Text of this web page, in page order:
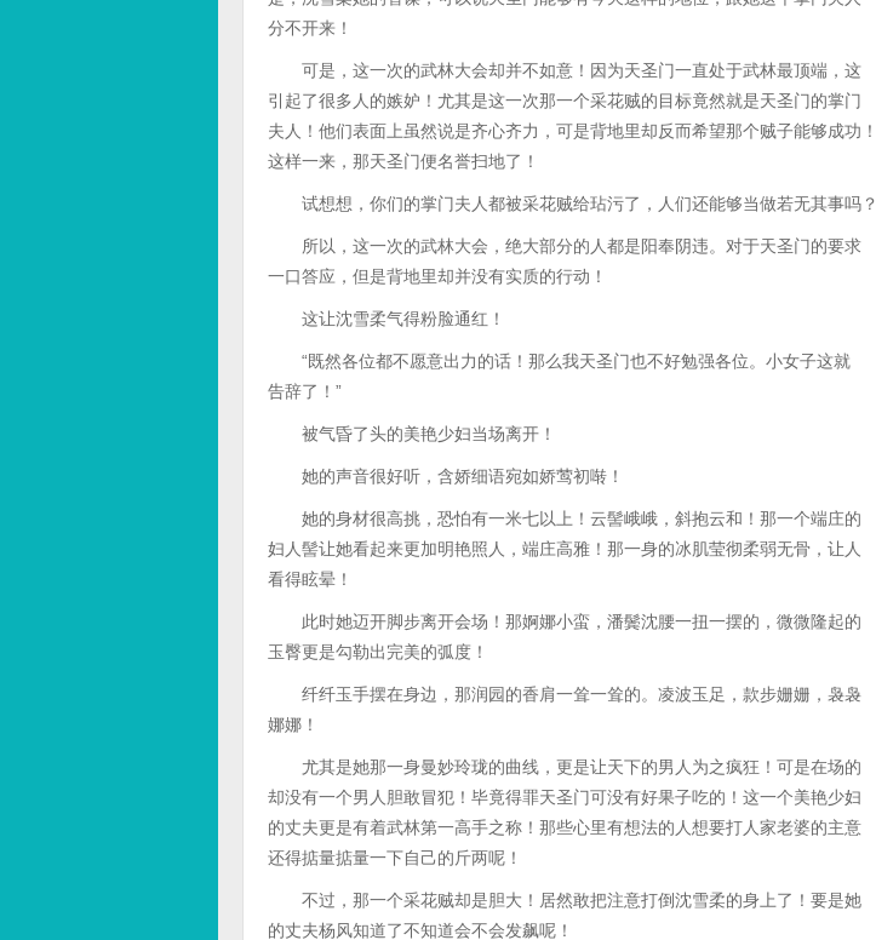
分不开来！
可是，这一次的武林大会却并不如意！因为天圣门一直处于武林最顶端，这
引起了很多人的嫉妒！尤其是这一次那一个采花贼的目标竟然就是天圣门的掌门
夫人！他们表面上虽然说是齐心齐力，可是背地里却反而希望那个贼子能够成功！
这样一来，那天圣门便名誉扫地了！
试想想，你们的掌门夫人都被采花贼给玷污了，人们还能够当做若无其事吗？
所以，这一次的武林大会，绝大部分的人都是阳奉阴违。对于天圣门的要求
一口答应，但是背地里却并没有实质的行动！
这让沈雪柔气得粉脸通红！
“既然各位都不愿意出力的话！那么我天圣门也不好勉强各位。小女子这就
告辞了！”
被气昏了头的美艳少妇当场离开！
她的声音很好听，含娇细语宛如娇莺初啭！
她的身材很高挑，恐怕有一米七以上！云髻峨峨，斜抱云和！那一个端庄的
妇人髻让她看起来更加明艳照人，端庄高雅！那一身的冰肌莹彻柔弱无骨，让人
看得眩晕！
此时她迈开脚步离开会场！那婀娜小蛮，潘鬓沈腰一扭一摆的，微微隆起的
玉臀更是勾勒出完美的弧度！
纤纤玉手摆在身边，那润园的香肩一耸一耸的。凌波玉足，款步姗姗，袅袅
娜娜！
尤其是她那一身曼妙玲珑的曲线，更是让天下的男人为之疯狂！可是在场的
却没有一个男人胆敢冒犯！毕竟得罪天圣门可没有好果子吃的！这一个美艳少妇
的丈夫更是有着武林第一高手之称！那些心里有想法的人想要打人家老婆的主意
还得掂量掂量一下自己的斤两呢！
不过，那一个采花贼却是胆大！居然敢把注意打倒沈雪柔的身上了！要是她
的丈夫杨风知道了不知道会不会发飙呢！